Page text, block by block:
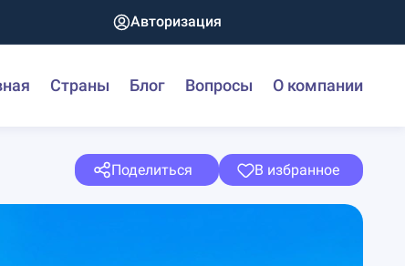
Авторизация
Страны Блог Вопросы О компании
Поделиться В избранное